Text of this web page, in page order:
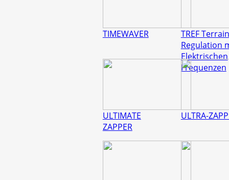
TIMEWAVER
TREF
Regulation
Elektrischen
Frequenzen
ULTIMATE
ZAPPER
ULTRA-